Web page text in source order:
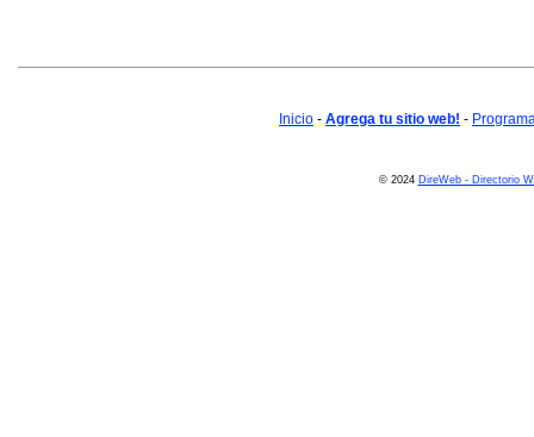
Inicio - Agrega tu sitio web! -
© 2024 DireWeb - Directorio